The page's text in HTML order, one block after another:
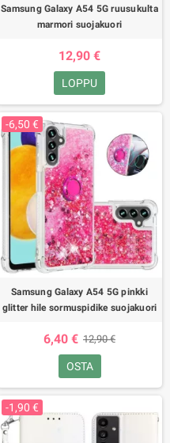
Samsung Galaxy A54 5G ruusukulta
marmori suojakuori
12,90 €
LOPPU
-6,50 €
Samsung Galaxy A54 5G pinkki
glitter hile sormuspidike suojakuori
6,40 € 12,90 €
OSTA
-1,90 €